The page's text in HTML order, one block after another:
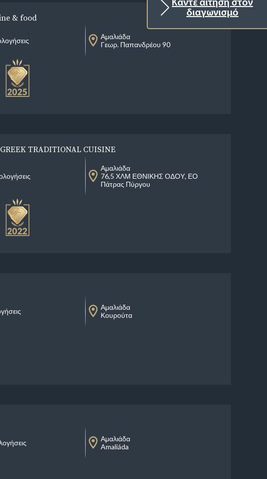
Κάντε αίτηση στον
διαγωνισμό
& food
Αμαλιάδα
Γεωρ. Παπανδρέου 90
TRADITIONAL CUISINE
Αμαλιάδα
76,5 ΧΛΜ ΕΘΝΙΚΗΣ ΟΔΟΥ, ΕΟ
Πάτρας Πύργου
Αμαλιάδα
Κουρούτα
Αμαλιάδα
Amaliáda